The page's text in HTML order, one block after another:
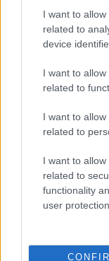
I want to
related to
device
I want to
related to
I want to
related to
I want to
related to
functionality
user protection.
MÉRKŐZÉSE
Az energiaellátás
előrébb hozták a
kezdését.